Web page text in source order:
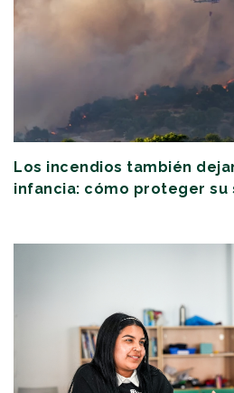
Los incendios también
infancia: cómo proteger su